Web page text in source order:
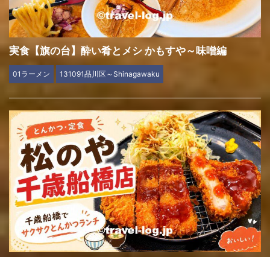
実食【旗の台】酔い肴とメシ かもすや～味噌編
01ラーメン 131091品川区～Shinagawaku